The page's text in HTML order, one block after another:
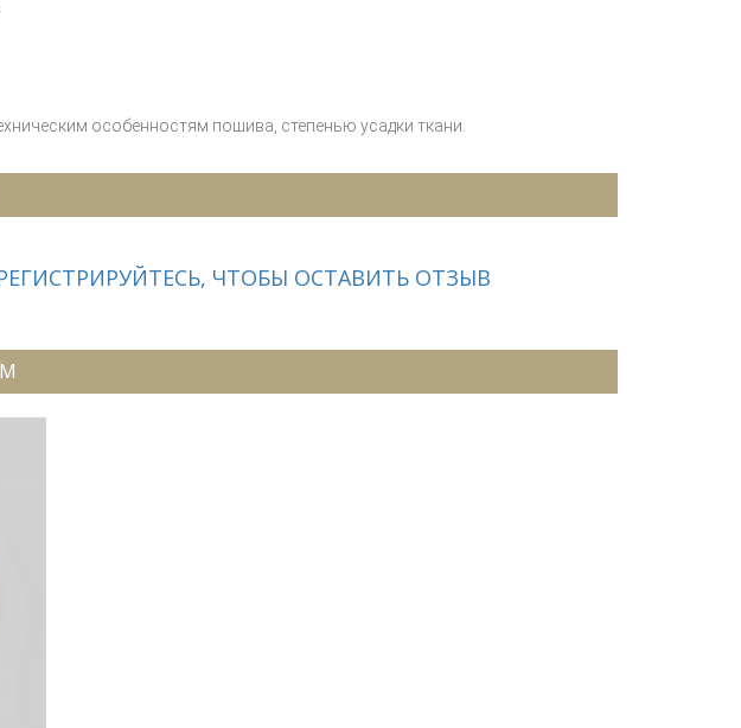
особенностям пошива, степенью усадки ткани.
ЧТОБЫ ОСТАВИТЬ ОТЗЫВ